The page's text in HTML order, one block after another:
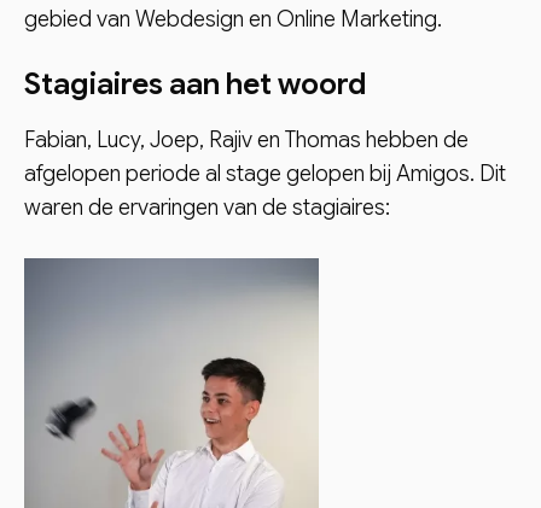
gebied van Webdesign en Online Marketing.
Stagiaires aan het woord
Fabian, Lucy, Joep, Rajiv en Thomas hebben de
afgelopen periode al stage gelopen bij Amigos. Dit
waren de ervaringen van de stagiaires: